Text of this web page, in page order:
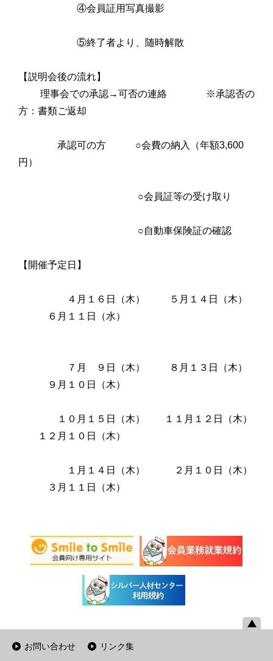
④会員証用写真撮影
⑤終了者より、随時解散
【説明会後の流れ】
理事会での承認→可否の連絡 ※承認否の
方：書類ご返却
承認可の方 ○会費の納入（年額3,600
円）
○会員証等の受け取り
○自動車保険証の確認
【開催予定日】
４月１６日（木） ５月１４日（木）
６月１１日（水）
７月 ９日（木） ８月１３日（木）
９月１０日（木）
１０月１５日（木） １１月１２日（木）
１２月１０日（木）
１月１４日（木） ２月１０日（木）
３月１１日（木）
お問い合わせ リンク集